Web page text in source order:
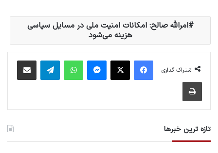
امرالله صالح: امکانات امنیت ملی در مسایل سیاسی
هزینه می‌شود
اشتراک گذاری
فیس بوک پیام رسان واتس آپ
تازه ترین خبرها